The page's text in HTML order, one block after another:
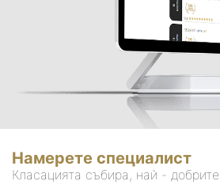
Намерете специалист
Класацията събира, най -